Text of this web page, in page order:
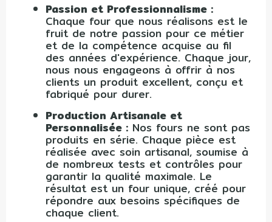
Passion et Professionnalisme :
Chaque four que nous réalisons est le
fruit de notre passion pour ce métier
et de la compétence acquise au fil
des années d'expérience. Chaque jour,
nous nous engageons à offrir à nos
clients un produit excellent, conçu et
fabriqué pour durer.
Production Artisanale et
Personnalisée : Nos fours ne sont pas
produits en série. Chaque pièce est
réalisée avec soin artisanal, soumise à
de nombreux tests et contrôles pour
garantir la qualité maximale. Le
résultat est un four unique, créé pour
répondre aux besoins spécifiques de
chaque client.